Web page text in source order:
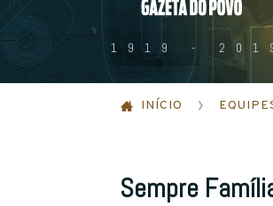
1919 -
INÍCIO
Sempre